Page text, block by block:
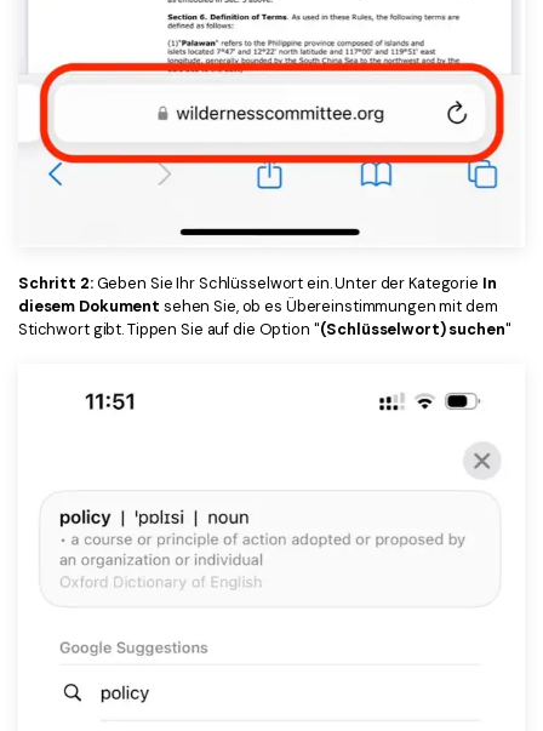
Schritt 2:Geben Sie Ihr Schlüsselwort ein. Unter der Kategorie In
diesem Dokument sehen Sie, ob es Übereinstimmungen mit dem
Stichwort gibt. Tippen Sie auf die Option "(Schlüsselwort) suchen"